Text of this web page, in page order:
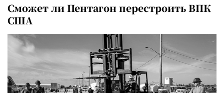
Сможет ли Пентагон перестроить ВПК
США